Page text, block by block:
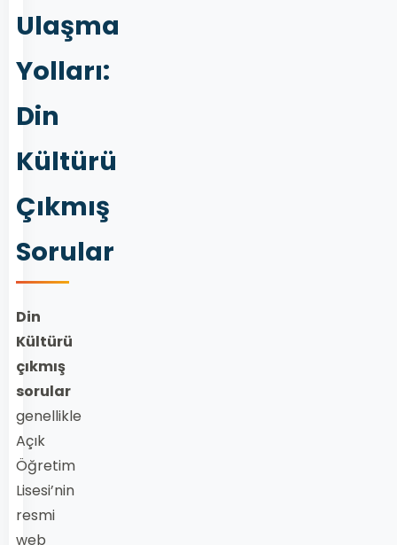
Ulaşma
Yolları:
Din
Kültürü
Çıkmış
Sorular
Din
Kültürü
çıkmış
sorular
genellikle
Açık
Öğretim
Lisesi’nin
resmi
web